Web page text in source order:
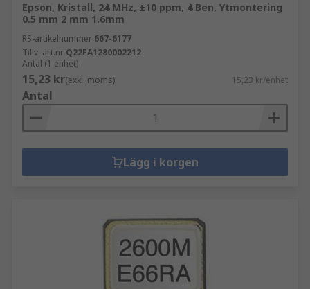
Epson, Kristall, 24 MHz, ±10 ppm, 4 Ben, Ytmontering
0.5 mm 2 mm 1.6mm
RS-artikelnummer 667-6177
Tillv. art.nr Q22FA1280002212
Antal (1 enhet)
15,23 kr(exkl. moms) 15,23 kr/enhet
Antal
Lägg i korgen